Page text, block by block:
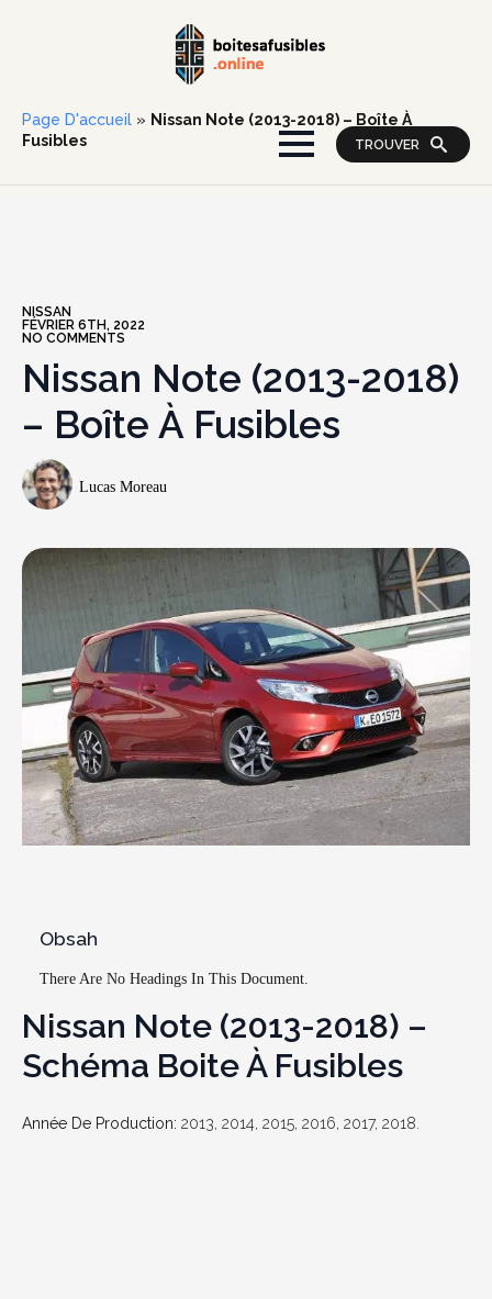
TROUVER
Page D'accueil » Nissan Note (2013-2018) – Boîte À
Fusibles
NISSAN
FÉVRIER 6TH, 2022
NO COMMENTS
Nissan Note (2013-2018)
– Boîte À Fusibles
Lucas Moreau
Obsah
There Are No Headings In This Document.
Nissan Note (2013-2018) –
Schéma Boite À Fusibles
Année De Production: 2013, 2014, 2015, 2016, 2017, 2018.